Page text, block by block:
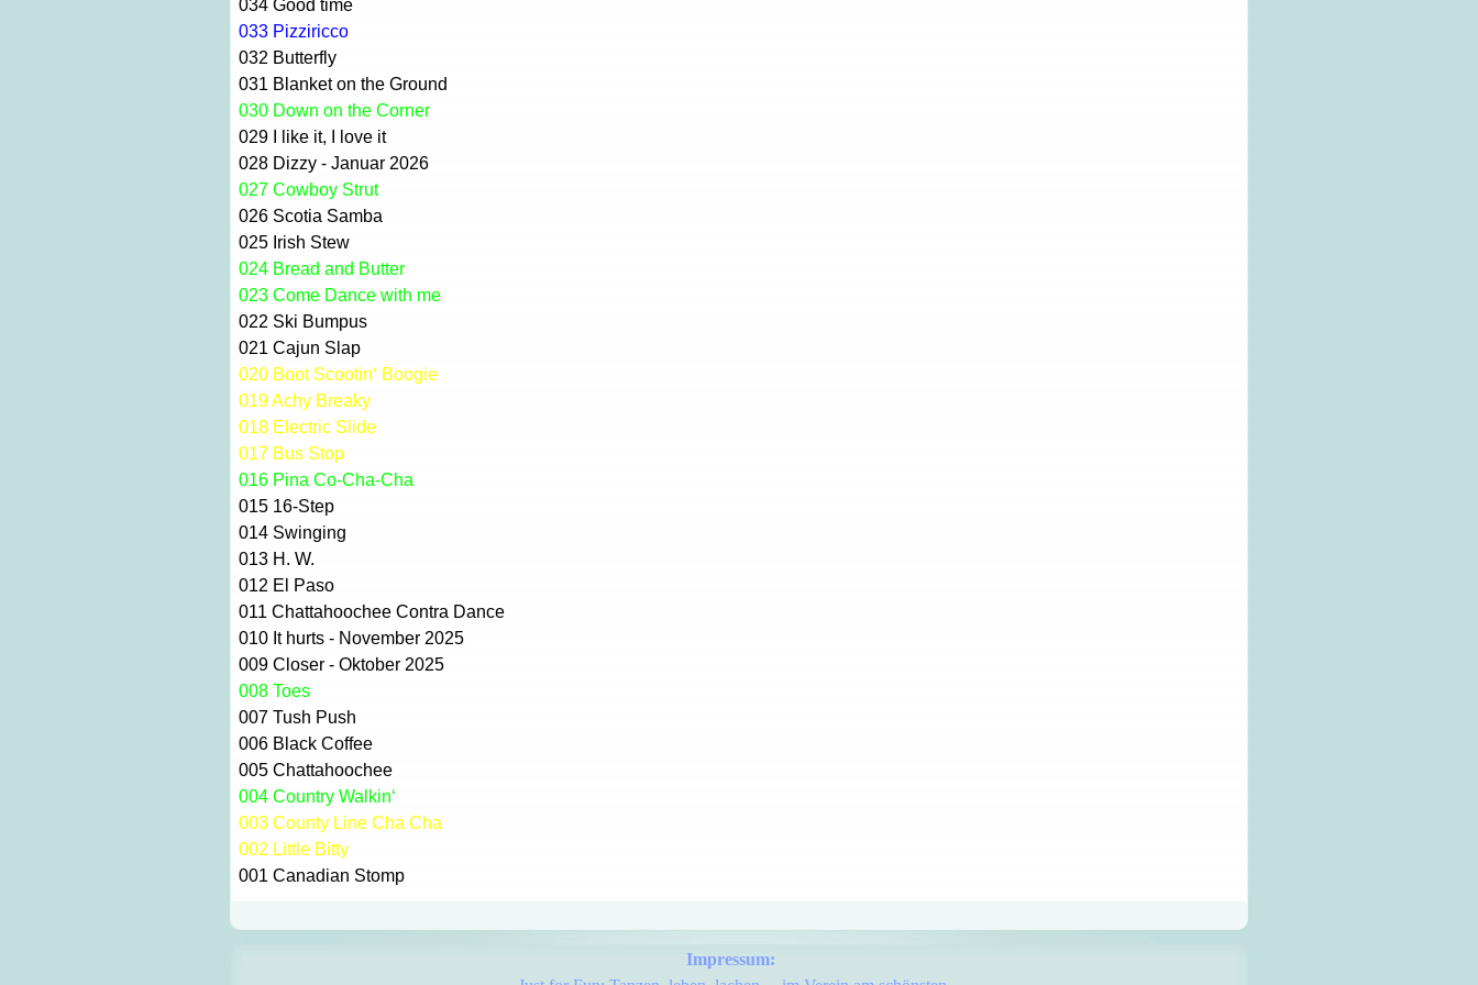
034 Good time
033 Pizziricco
032 Butterfly
031 Blanket on the Ground
030 Down on the Corner
029
I like it, I love it
028Dizzy - Januar 2026
027 Cowboy Strut
026 Scotia Samba
025 Irish Stew
024 Bread and Butter
023 Come Dance with me
022 Ski Bumpus
021 Cajun Slap
020 Boot Scootin‘ Boogie
019 Achy Breaky
018 Electric Slide
017 Bus Stop
016 Pina Co-Cha-Cha
015 16-Step
014 Swinging
013 H. W.
012 El Paso
011 Chattahoochee Contra Dance
010 It hurts - November 2025
009 Closer - Oktober 2025
008 Toes
007 Tush Push
006 Black Coffee
005 Chattahoochee
004 Country Walkin‘
003 County Line Cha Cha
002 Little Bitty
001 Canadian Stomp
Impressum: